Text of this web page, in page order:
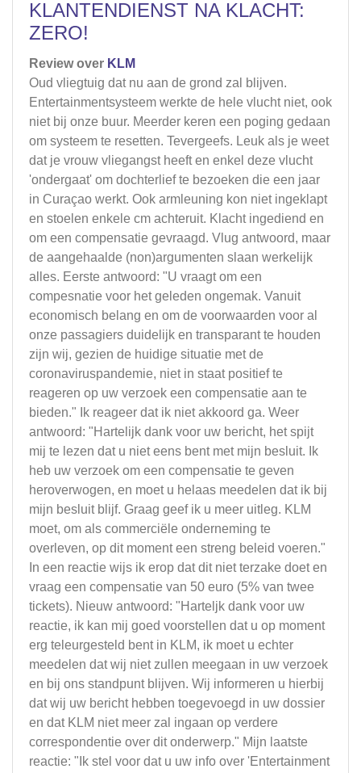
KLANTENDIENST NA KLACHT:
ZERO!
Review over KLM
Oud vliegtuig dat nu aan de grond zal blijven.
Entertainmentsysteem werkte de hele vlucht niet, ook
niet bij onze buur. Meerder keren een poging gedaan
om systeem te resetten. Tevergeefs. Leuk als je weet
dat je vrouw vliegangst heeft en enkel deze vlucht
'ondergaat' om dochterlief te bezoeken die een jaar
in Curaçao werkt. Ook armleuning kon niet ingeklapt
en stoelen enkele cm achteruit. Klacht ingediend en
om een compensatie gevraagd. Vlug antwoord, maar
de aangehaalde (non)argumenten slaan werkelijk
alles. Eerste antwoord: "U vraagt om een
compesnatie voor het geleden ongemak. Vanuit
economisch belang en om de voorwaarden voor al
onze passagiers duidelijk en transparant te houden
zijn wij, gezien de huidige situatie met de
coronaviruspandemie, niet in staat positief te
reageren op uw verzoek een compensatie aan te
bieden." Ik reageer dat ik niet akkoord ga. Weer
antwoord: "Hartelijk dank voor uw bericht, het spijt
mij te lezen dat u niet eens bent met mijn besluit. Ik
heb uw verzoek om een compensatie te geven
heroverwogen, en moet u helaas meedelen dat ik bij
mijn besluit blijf. Graag geef ik u meer uitleg. KLM
moet, om als commerciële onderneming te
overleven, op dit moment een streng beleid voeren."
In een reactie wijs ik erop dat dit niet terzake doet en
vraag een compensatie van 50 euro (5% van twee
tickets). Nieuw antwoord: "Harteljk dank voor uw
reactie, ik kan mij goed voorstellen dat u op moment
erg teleurgesteld bent in KLM, ik moet u echter
meedelen dat wij niet zullen meegaan in uw verzoek
en bij ons standpunt blijven. Wij informeren u hierbij
dat wij uw bericht hebben toegevoegd in uw dossier
en dat KLM niet meer zal ingaan op verdere
correspondentie over dit onderwerp." Mijn laatste
reactie: "Ik stel voor dat u uw info over 'Entertainment